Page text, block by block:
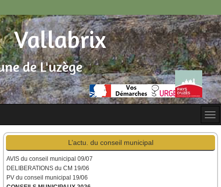
de L'uzège
Vallabrix
L’actu. du conseil municipal
AVIS du conseil municipal 09/07
DELIBERATIONS du CM 19/06
PV du conseil municipal 19/06